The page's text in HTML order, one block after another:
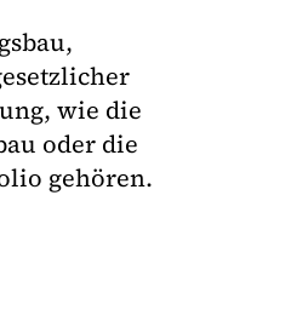
wie die
oder die
gehören.